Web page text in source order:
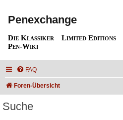
Penexchange
Die Klassiker Limited Editions
Pen-Wiki
FAQ
Foren-Übersicht
Suche